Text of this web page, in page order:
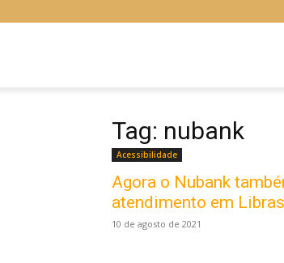
Tag: nubank
Acessibilidade
Agora o Nubank
atendimento em Libras
10 de agosto de 2021